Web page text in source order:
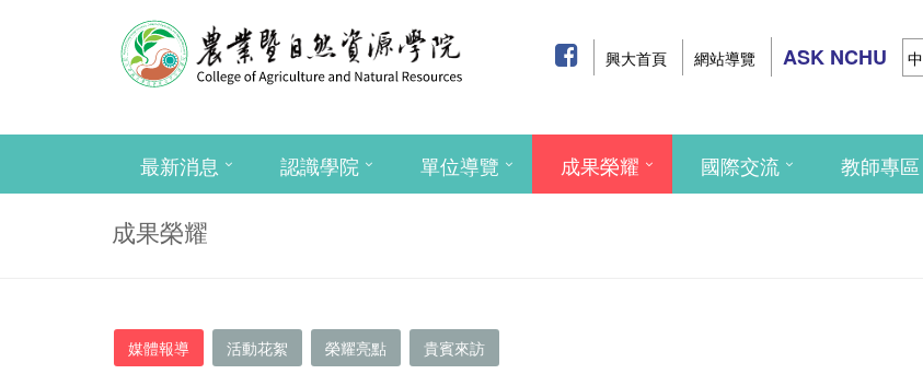
興大首頁 網站導覽 ASK NCHU 中
最新消息 認識學院 單位導覽 成果榮耀 國際交流 教師專區
成果榮耀
媒體報導 活動花絮 榮耀亮點 貴賓來訪